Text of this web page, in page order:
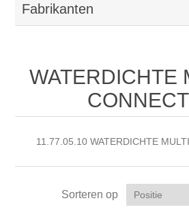
Fabrikanten
WATERDICHTE
11.77.05.10 WATERDICHTE
Sorteren op